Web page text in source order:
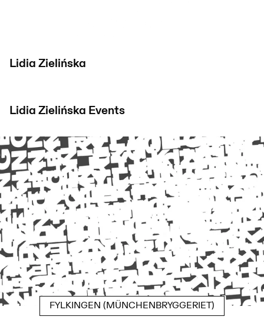
Lidia Zielińska
Lidia Zielińska Events
FYLKINGEN (MÜNCHENBRYGGERIET)